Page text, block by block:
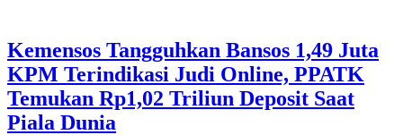
Kemensos Tangguhkan Bansos 1,49 Juta
KPM Terindikasi Judi Online, PPATK
Temukan Rp1,02 Triliun Deposit Saat
Piala Dunia